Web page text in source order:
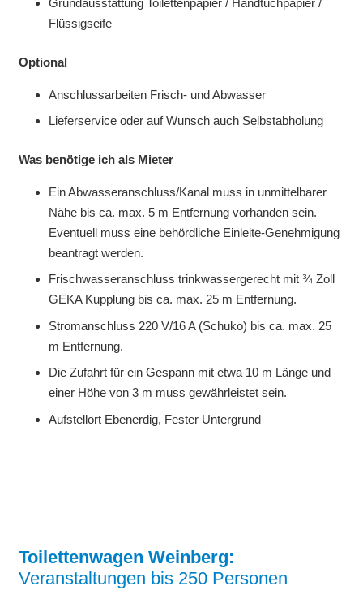
Grundausstattung Toilettenpapier / Handtuchpapier /
Flüssigseife
Optional
Anschlussarbeiten Frisch- und Abwasser
Lieferservice oder auf Wunsch auch Selbstabholung
Was benötige ich als Mieter
Ein Abwasseranschluss/Kanal muss in unmittelbarer
Nähe bis ca. max. 5 m Entfernung vorhanden sein.
Eventuell muss eine behördliche Einleite-Genehmigung
beantragt werden.
Frischwasseranschluss trinkwassergerecht mit ¾ Zoll
GEKA Kupplung bis ca. max. 25 m Entfernung.
Stromanschluss 220 V/16 A (Schuko) bis ca. max. 25
m Entfernung.
Die Zufahrt für ein Gespann mit etwa 10 m Länge und
einer Höhe von 3 m muss gewährleistet sein.
Aufstellort Ebenerdig, Fester Untergrund
Toilettenwagen Weinberg:
Veranstaltungen bis 250 Personen